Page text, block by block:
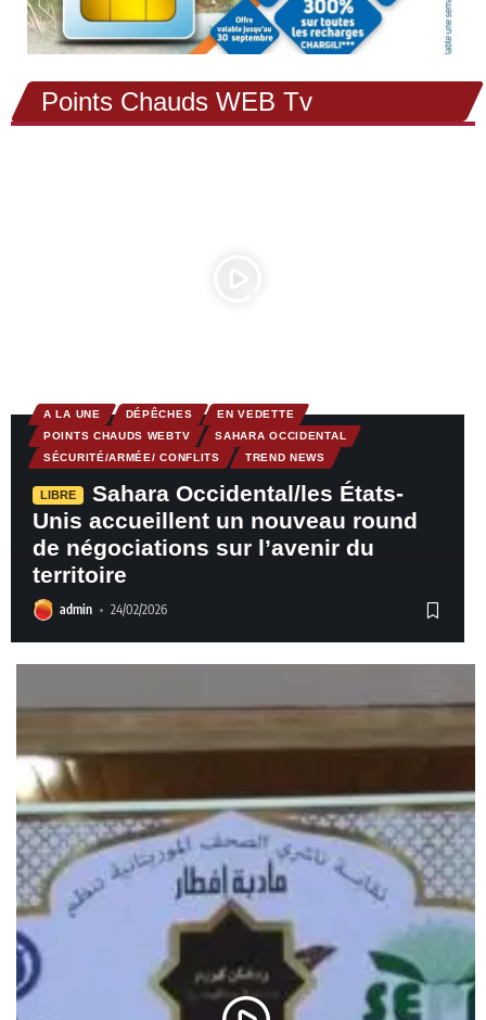
Points Chauds WEB Tv
A LA UNE DÉPÊCHES
EN VEDETTE
POINTS CHAUDS WEBTV
SAHARA OCCIDENTAL
SÉCURITÉ/ARMÉE/ CONFLITS
TREND NEWS
LIBRE
Sahara Occidental/les États-
Unis accueillent un nouveau round
de négociations sur l’avenir du
territoire
admin 24/02/2026